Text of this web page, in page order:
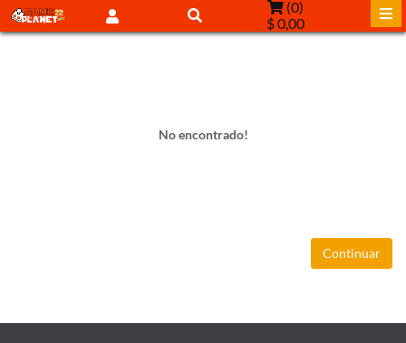
(0)
$ 0,00
No encontrado!
Continuar